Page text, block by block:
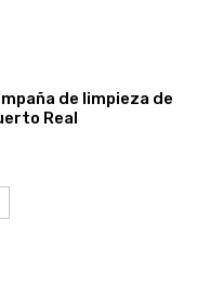
de limpieza de
Real